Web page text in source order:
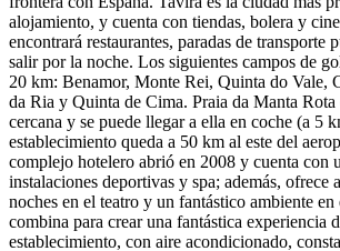
alojamiento, y cuenta con tiendas, bolera y
encontrará restaurantes, paradas de transporte
salir por la noche. Los siguientes campos de
20 km: Benamor, Monte Rei, Quinta do Vale,
da Ria y Quinta de Cima. Praia da Manta Rota
cercana y se puede llegar a ella en coche (a 5
establecimiento queda a 50 km al este del
complejo hotelero abrió en 2008 y cuenta con
instalaciones deportivas y spa; además, ofrece
noches en el teatro y un fantástico ambiente
combina para crear una fantástica experiencia
establecimiento, con aire acondicionado,